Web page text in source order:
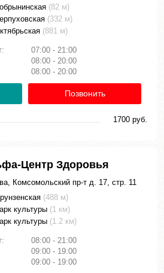
(82 м)
(332 м)
(881 м)
07:00 - 21:00
08:00 - 20:00
08:00 - 20:00
Позвонить
1700 руб.
Центр Здоровья
Комсомольский пр-т д. 17, стр. 11
(488 м)
культуры (1 км)
культуры (1.2 км)
08:00 - 21:00
09:00 - 19:00
09:00 - 19:00